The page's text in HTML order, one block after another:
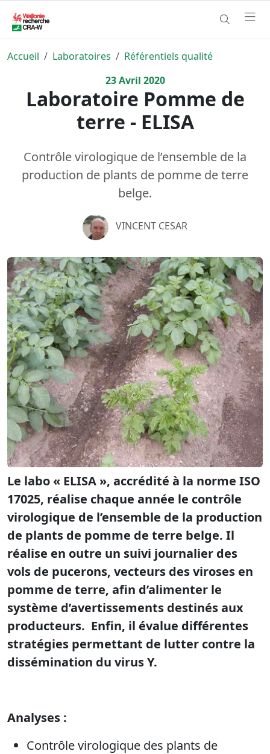
Accueil Laboratoires
Référentiels qualité
23Avril 2020
Laboratoire Pomme de
terre - ELISA
Contrôle virologique de l’ensemble de la
production de plants de pomme de terre
belge.
VINCENT CESAR
Le labo « ELISA », accrédité à la norme ISO
17025, réalise chaque année le contrôle
virologique de l’ensemble de la production
de plants de pomme de terre belge. Il
réalise en outre un suivi journalier des
vols de pucerons, vecteurs des viroses en
pomme de terre, afin d’alimenter le
système d’avertissements destinés aux
producteurs. Enfin, il évalue différentes
stratégies permettant de lutter contre la
dissémination du virus Y.
Analyses :
Contrôle virologique des plants de